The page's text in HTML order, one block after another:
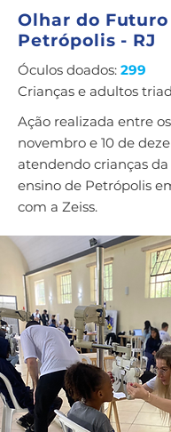
Olhar do Futuro
Petrópolis - RJ
Óculos doados: 299
Crianças e adultos
Ação realizada entre
novembro e 10 de
atendendo crianças
ensino de Petrópolis
com a Zeiss.